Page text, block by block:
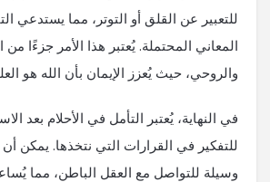
للتعبير عن القلق أو التوتر، مما يستدعي
المعاني المحتملة. يُعتبر هذا الأمر جزءًا
والروحي، حيث يُعزز الإيمان بأن الله هو
في النهاية، يُعتبر التأمل في الأحلام بعد
للتفكير في القرارات التي نتخذها. يمكن أن
وسيلة للتواصل مع العقل الباطن، مما